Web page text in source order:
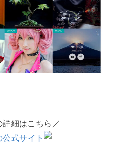
細はこちら／
公式サイト